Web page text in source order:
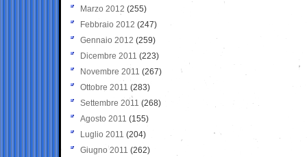
Marzo 2012 (255)
Febbraio 2012 (247)
Gennaio 2012 (259)
Dicembre 2011 (223)
Novembre 2011 (267)
Ottobre 2011 (283)
Settembre 2011 (268)
Agosto 2011 (155)
Luglio 2011 (204)
Giugno 2011 (262)